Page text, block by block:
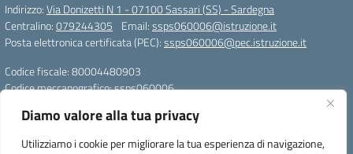
Diamo valore alla tua privacy
Utilizziamo i cookie per migliorare la tua esperienza di navigazione,
Indirizzo:Via Donizetti N 1 - 07100 Sassari (SS) - Sardegna
Centralino:079244305 Email:ssps060006@istruzione.it
Posta elettronica certificata (PEC):ssps060006@pec.istruzione.it
Codice fiscale: 80004480903
Codice meccanografico:ssps060006
Codice unico di fatturazione (CUF): UFZDAC
TU - 522 - 0316743 LS G. MARCONI SS IBAN